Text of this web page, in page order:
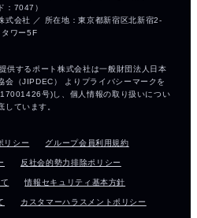
リシー グループ会員利用規約
反社会的勢力排除ポリシー
情報セキュリティ基本方針
カスタマーハラスメントポリシー